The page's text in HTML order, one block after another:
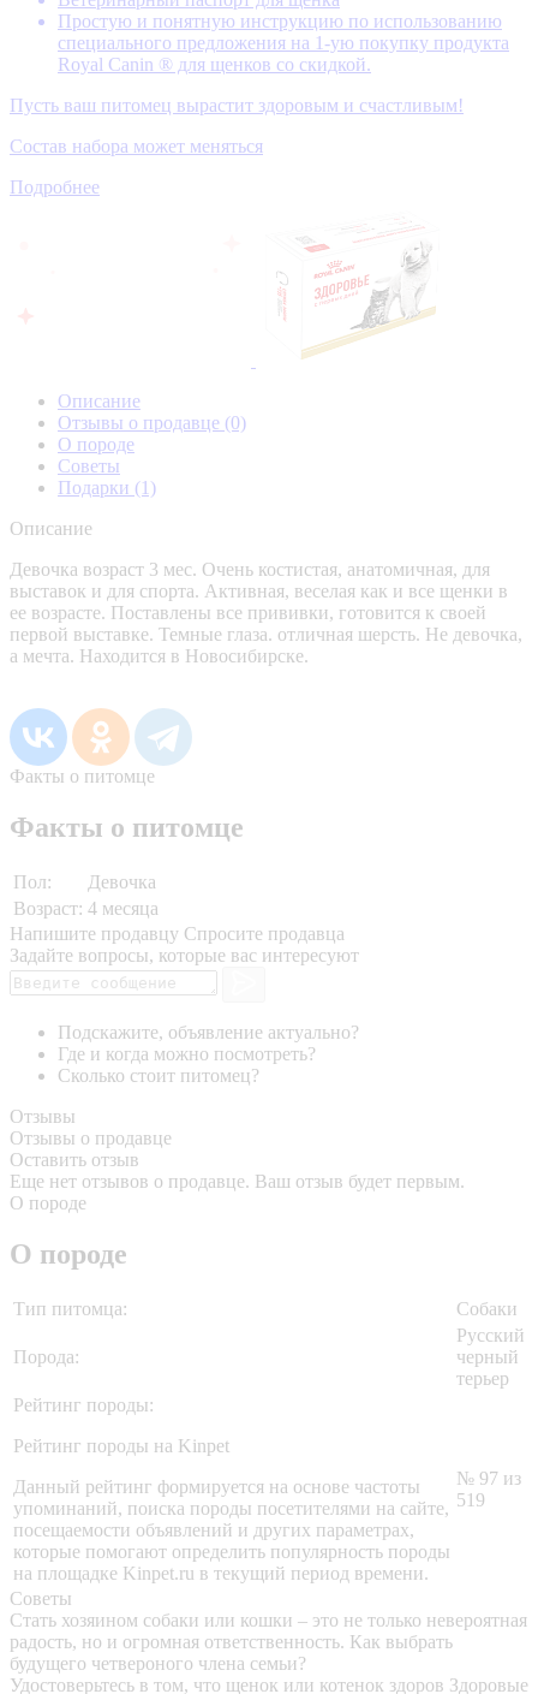
Простую и понятную инструкцию по использованию
специального предложения на 1-ую покупку продукта
Royal Canin ® для щенков со скидкой.
Пусть ваш питомец вырастит здоровым и счастливым!
Состав набора может меняться
Подробнее
Описание
Отзывы о продавце (0)
О породе
Советы
Подарки (1)
Описание
Девочка возраст 3 мес. Очень костистая, анатомичная, для
выставок и для спорта. Активная, веселая как и все щенки в
ее возрасте. Поставлены все прививки, готовится к своей
первой выставке. Темные глаза. отличная шерсть. Не девочка,
а мечта. Находится в Новосибирске.
Факты о питомце
Факты о питомце
Пол:
Девочка
Возраст: 4 месяца
Напишите продавцу Спросите продавца
Задайте вопросы, которые вас интересуют
Подскажите, объявление актуально?
Где и когда можно посмотреть?
Сколько стоит питомец?
Отзывы
Отзывы о продавце
Оставить отзыв
Еще нет отзывов о продавце. Ваш отзыв будет первым.
О породе
О породе
Тип питомца: Собаки
Порода:
Русский
черный
терьер
Рейтинг породы:
Рейтинг породы на Kinpet
Данный рейтинг формируется на основе частоты
упоминаний, поиска породы посетителями на сайте,
посещаемости объявлений и других параметрах,
которые помогают определить популярность породы
на площадке Kinpet.ru в текущий период времени.
№ 97 из
519
Советы
Стать хозяином собаки или кошки – это не только невероятная
радость, но и огромная ответственность. Как выбрать
будущего четвероного члена семьи?
Удостоверьтесь в том, что щенок или котенок здоров Здоровые